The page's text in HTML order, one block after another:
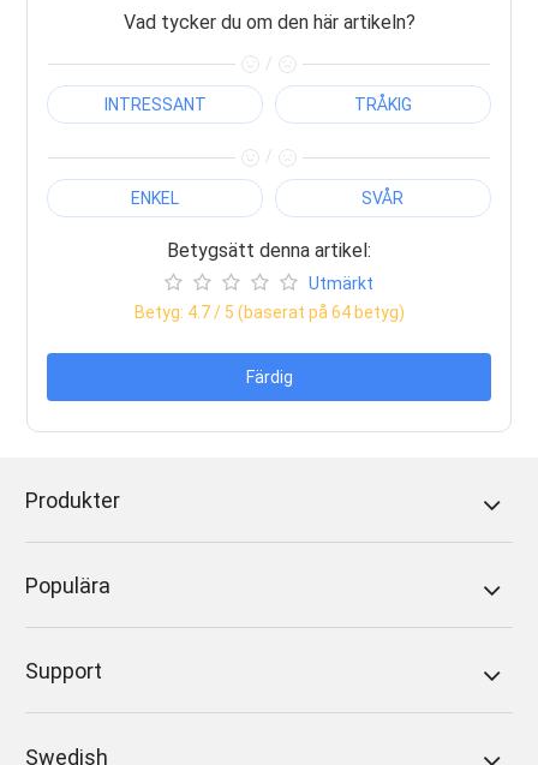
Vad tycker du om den här artikeln?
/
INTRESSANT TRÅKIG
/
ENKEL SVÅR
Betygsätt denna artikel:
Utmärkt
Betyg: 4.7/ 5 (baserat på 64betyg)
Färdig
Produkter
Populära
Support
Swedish